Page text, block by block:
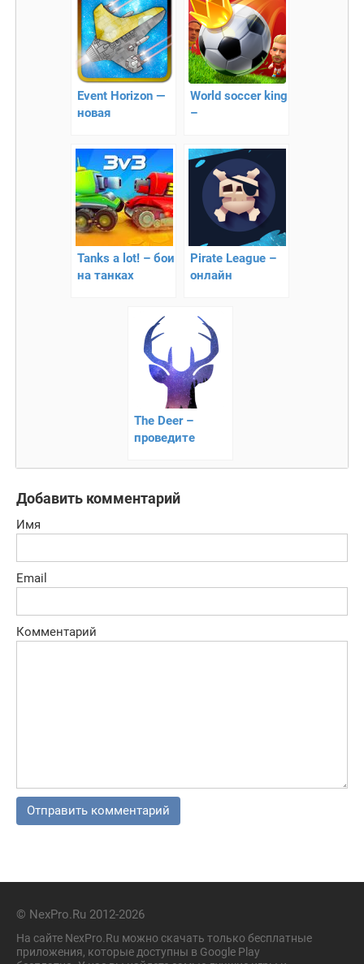
Event Horizon —
новая
action/RPG
World soccer king
–
футбол
Tanks a lot! – бои
на танках
Pirate League –
онлайн
The Deer –
проведите
локацию
Добавить комментарий
Имя
Email
Комментарий
© NexPro.Ru 2012-2026
На сайте NexPro.Ru можно скачать только бесплатные
приложения, которые доступны в Google Play